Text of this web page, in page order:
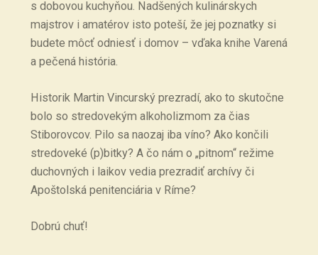
s dobovou kuchyňou. Nadšených kulinárskych
majstrov i amatérov isto poteší, že jej poznatky si
budete môcť odniesť i domov – vďaka knihe Varená
a pečená história.
Historik Martin Vincurský prezradí, ako to skutočne
bolo so stredovekým alkoholizmom za čias
Stiborovcov. Pilo sa naozaj iba víno? Ako končili
stredoveké (p)bitky? A čo nám o „pitnom“ režime
duchovných i laikov vedia prezradiť archívy či
Apoštolská penitenciária v Ríme?
Dobrú chuť!